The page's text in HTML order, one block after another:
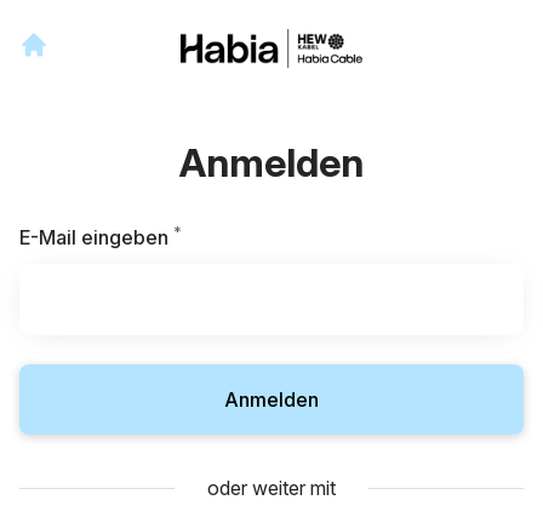
Anmelden
E-Mail eingeben *
Anmelden
oder weiter mit